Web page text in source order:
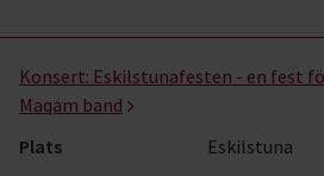
Konsert: Eskilstunafesten - en fest
Maqam band
Plats
Eskilstuna